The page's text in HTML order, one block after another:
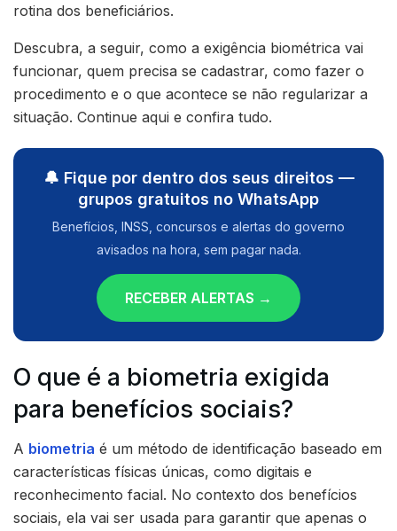
rotina dos beneficiários.
Descubra, a seguir, como a exigência biométrica vai
funcionar, quem precisa se cadastrar, como fazer o
procedimento e o que acontece se não regularizar a
situação. Continue aqui e confira tudo.
🔔 Fique por dentro dos seus direitos —
grupos gratuitos no WhatsApp
Benefícios, INSS, concursos e alertas do governo
avisados na hora, sem pagar nada.
RECEBER ALERTAS →
O que é a biometria exigida
para benefícios sociais?
A biometria é um método de identificação baseado em
características físicas únicas, como digitais e
reconhecimento facial. No contexto dos benefícios
sociais, ela vai ser usada para garantir que apenas o